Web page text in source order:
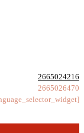
2665024216
2665026470